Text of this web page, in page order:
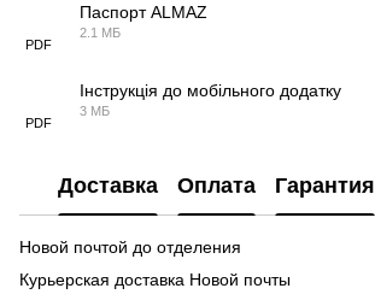
PDF
Паспорт ALMAZ
2.1 МБ
PDF
Інструкція до мобільного додатку
3 МБ
Доставка Оплата Гарантия
Новой почтой до отделения
Курьерская доставка Новой почты